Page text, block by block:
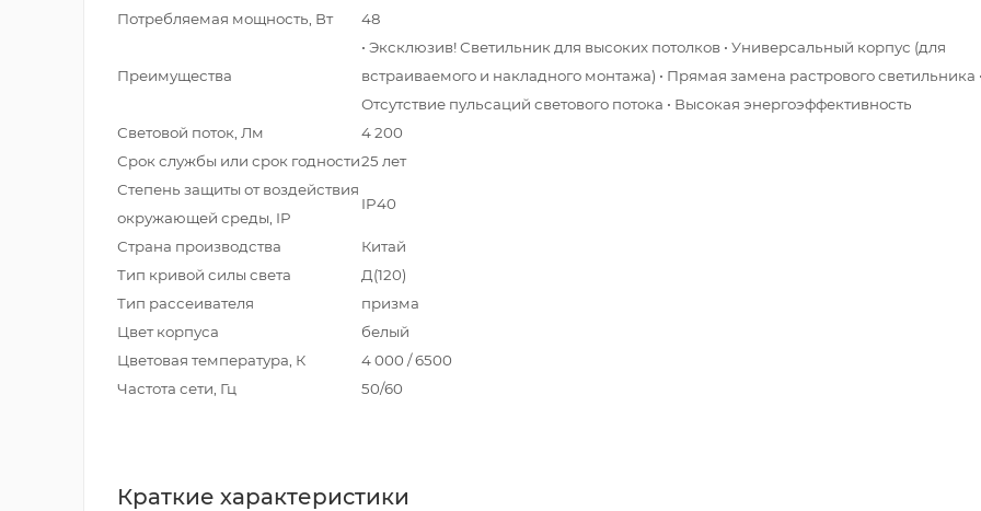
Потребляемая мощность, Вт
48
Преимущества
• Эксклюзив! Светильник для высоких потолков • Универсальный корпус (для
встраиваемого и накладного монтажа) • Прямая замена растрового светильника
Отсутствие пульсаций светового потока • Высокая энергоэффективность
Световой поток, Лм
4 200
Срок службы или срок годности25 лет
Степень защиты от воздействия
окружающей среды, IP
IP40
Страна производства
Китай
Тип кривой силы света
Д(120)
Тип рассеивателя
призма
Цвет корпуса
белый
Цветовая температура, К
4 000 / 6500
Частота сети, Гц
50/60
Краткие характеристики